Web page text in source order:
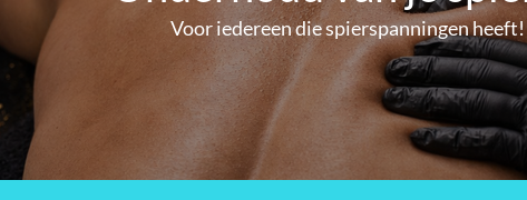
Voor iedereen die spierspanningen heeft!